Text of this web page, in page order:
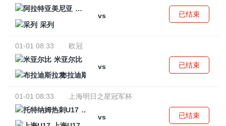
阿拉特亚美尼亚
vs
采列
已结束
01-01 08:33
欧冠
米亚尔比
vs
布拉迪斯拉发
已结束
01-01 08:33
上海明日之星冠军杯
托特纳姆热刺U17
vs
已结束